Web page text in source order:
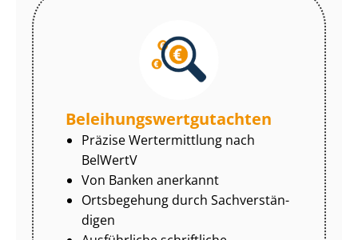
Be­lei­hungs­wert­gut­ach­ten
Präzise Wertermittlung nach
BelWertV
Von Banken anerkannt
Ortsbegehung durch Sach­ver­stän­
di­gen